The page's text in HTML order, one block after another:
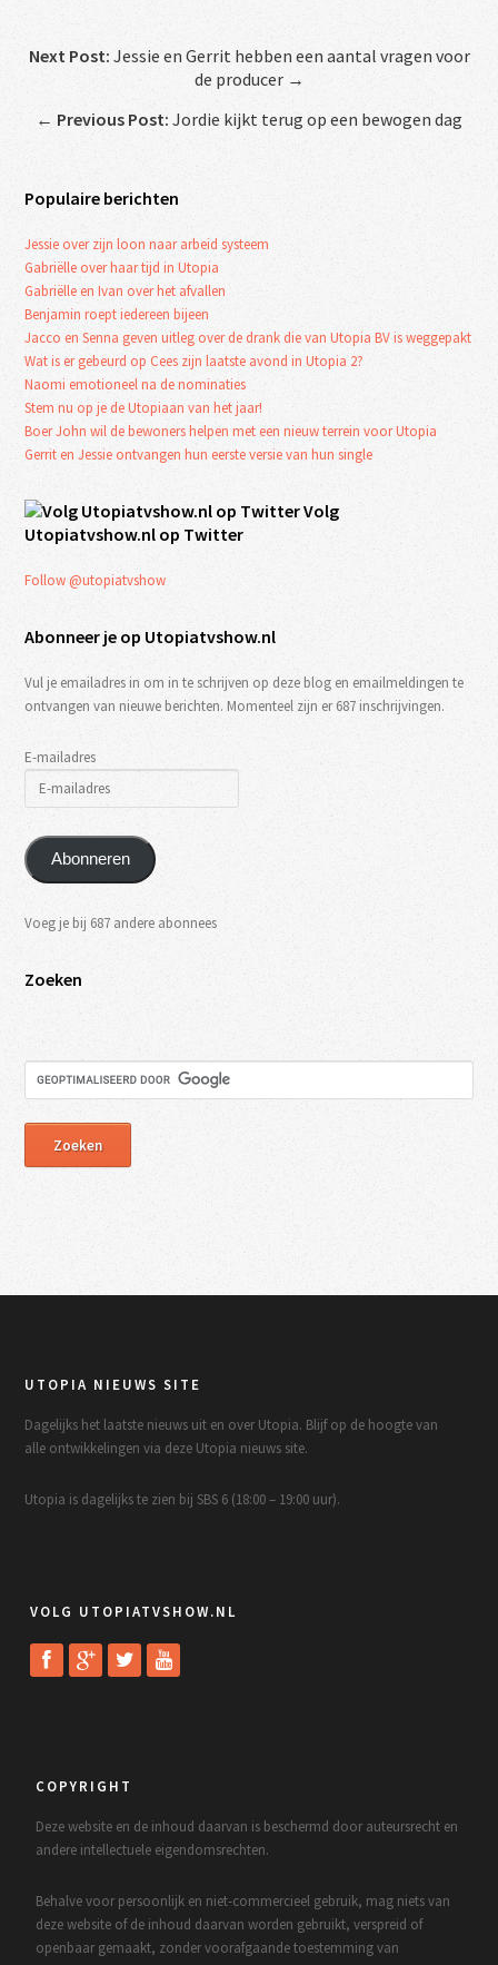
Next Post: Jessie en Gerrit hebben een aantal vragen voor
de producer →
← Previous Post: Jordie kijkt terug op een bewogen dag
Populaire berichten
Jessie over zijn loon naar arbeid systeem
Gabriëlle over haar tijd in Utopia
Gabriëlle en Ivan over het afvallen
Benjamin roept iedereen bijeen
Jacco en Senna geven uitleg over de drank die van Utopia BV is weggepakt
Wat is er gebeurd op Cees zijn laatste avond in Utopia 2?
Naomi emotioneel na de nominaties
Stem nu op je de Utopiaan van het jaar!
Boer John wil de bewoners helpen met een nieuw terrein voor Utopia
Gerrit en Jessie ontvangen hun eerste versie van hun single
Volg
Utopiatvshow.nl op Twitter
Follow @utopiatvshow
Abonneer je op Utopiatvshow.nl
Vul je emailadres in om in te schrijven op deze blog en emailmeldingen te
ontvangen van nieuwe berichten. Momenteel zijn er 687 inschrijvingen.
E-mailadres
Abonneren
Voeg je bij 687 andere abonnees
Zoeken
UTOPIA NIEUWS SITE
Dagelijks het laatste nieuws uit en over Utopia. Blijf op de hoogte van
alle ontwikkelingen via deze Utopia nieuws site.
Utopia is dagelijks te zien bij SBS 6 (18:00 – 19:00 uur).
VOLG UTOPIATVSHOW.NL
COPYRIGHT
Deze website en de inhoud daarvan is beschermd door auteursrecht en
andere intellectuele eigendomsrechten.
Behalve voor persoonlijk en niet-commercieel gebruik, mag niets van
deze website of de inhoud daarvan worden gebruikt, verspreid of
openbaar gemaakt, zonder voorafgaande toestemming van